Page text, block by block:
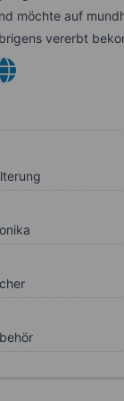
möchte auf
vererbt